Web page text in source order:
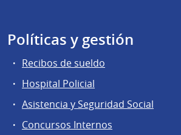
Políticas y gestión
Recibos de sueldo
Hospital Policial
Asistencia y Seguridad Social
Concursos Internos